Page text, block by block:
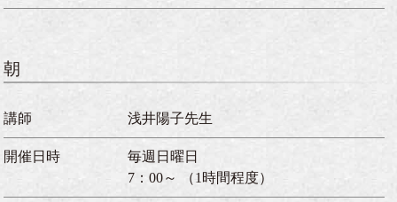
朝
講師 浅井陽子先生
開催日時
毎週日曜日
7：00～ （1時間程度）